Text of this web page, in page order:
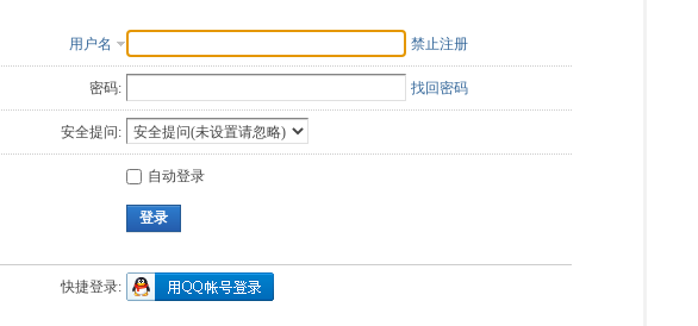
用户名 禁止注册
密码: 找回密码
安全提问:
自动登录
登录
快捷登录: